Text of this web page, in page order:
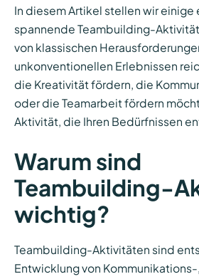
In diesem Artikel stellen wir einige
spannende Teambuilding-
von klassischen
unkonventionellen Erlebnissen
die Kreativität fördern, die
oder die Teamarbeit fördern
Aktivität, die Ihren Bedürfnissen
Warum sind
Teambuilding-
wichtig?
Teambuilding-Aktivitäten sind
Entwicklung von